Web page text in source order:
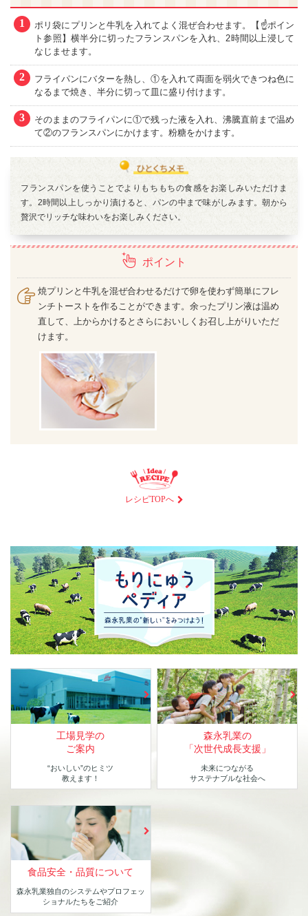
1
ポリ袋にプリンと牛乳を入れてよく混ぜ合わせます。【☝ポイン
ト参照】横半分に切ったフランスパンを入れ、2時間以上浸して
なじませます。
2
フライパンにバターを熱し、①を入れて両面を弱火できつね色に
なるまで焼き、半分に切って皿に盛り付けます。
3
そのままのフライパンに①で残った液を入れ、沸騰直前まで温め
て②のフランスパンにかけます。粉糖をかけます。
フランスパンを使うことでよりもちもちの食感をお楽しみいただけま
す。2時間以上しっかり漬けると、パンの中まで味がしみます。朝から
贅沢でリッチな味わいをお楽しみください。
ポイント
焼プリンと牛乳を混ぜ合わせるだけで卵を使わず簡単にフレ
ンチトーストを作ることができます。余ったプリン液は温め
直して、上からかけるとさらにおいしくお召し上がりいただ
けます。
レシピTOPへ
工場見学の
ご案内
“おいしい”のヒミツ
教えます！
森永乳業の
「次世代成長支援」
未来につながる
サステナブルな社会へ
食品安全・品質について
森永乳業独自のシステムやプロフェッ
ショナルたちをご紹介